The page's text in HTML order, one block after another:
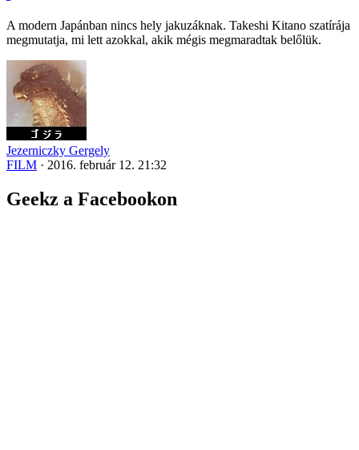
A modern Japánban nincs hely jakuzáknak. Takeshi Kitano szatírája
megmutatja, mi lett azokkal, akik mégis megmaradtak belőlük.
Jezerniczky Gergely
FILM · 2016. február 12. 21:32
Geekz a Facebookon